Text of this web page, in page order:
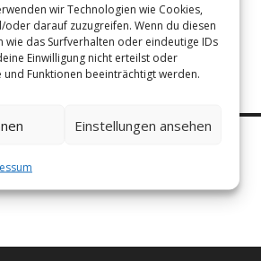
wir Technologien wie Cookies,
darauf zuzugreifen. Wenn du diesen
das Surfverhalten oder eindeutige IDs
Einwilligung nicht erteilst oder
Funktionen beeinträchtigt werden.
Einstellungen ansehen